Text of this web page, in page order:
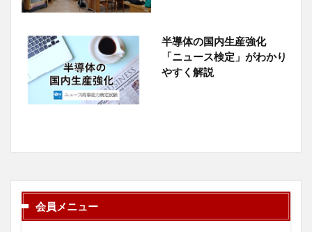
半導体の国内生産強化
「ニュース検定」がわかり
やすく解説
会員メニュー